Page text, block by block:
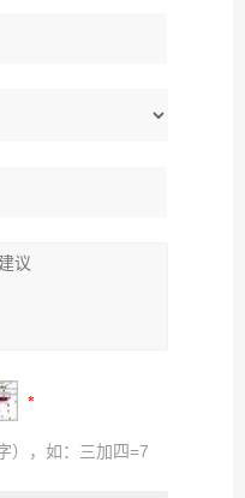
），如：三加四=7